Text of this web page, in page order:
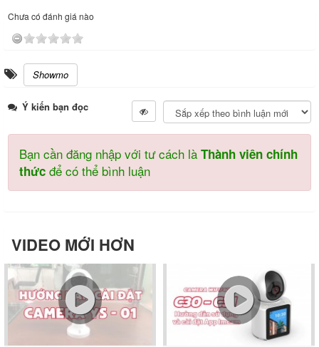
Chưa có đánh giá nào
Showmo
Ý kiến bạn đọc
Bạn cần đăng nhập với tư cách là Thành viên chính
thức để có thể bình luận
VIDEO MỚI HƠN